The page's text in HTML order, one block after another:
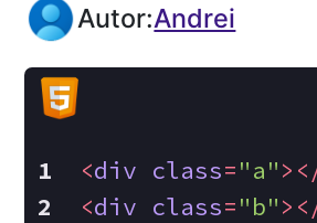
Autor:Andrei
<div class="a">
<div class="b">